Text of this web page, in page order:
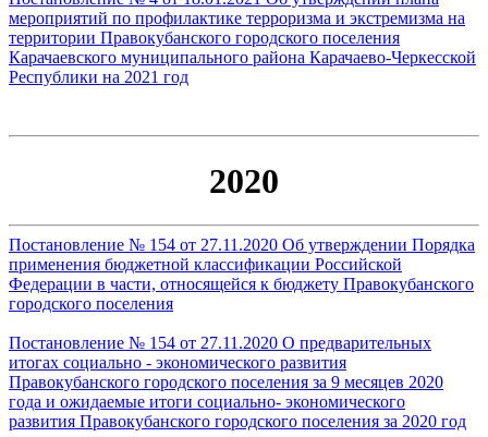
мероприятий по профилактике терроризма и экстремизма на
территории Правокубанского городского поселения
Карачаевского муниципального района Карачаево-Черкесской
Республики на 2021 год
2020
Постановление № 154 от 27.11.2020 Об утверждении Порядка
применения бюджетной классификации Российской
Федерации в части, относящейся к бюджету Правокубанского
городского поселения
Постановление № 154 от 27.11.2020 О предварительных
итогах социально - экономического развития
Правокубанского городского поселения за 9 месяцев 2020
года и ожидаемые итоги социально- экономического
развития Правокубанского городского поселения за 2020 год